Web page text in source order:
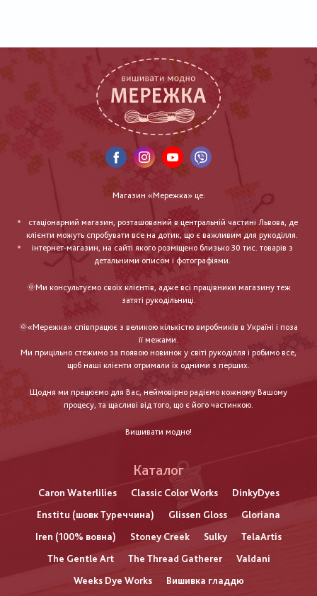
Магазин «Мережка» це:
стаціонарний магазин, розташований в центральній частині Львова, де
клієнти можуть спробувати все на дотик, що є важливим для рукоділля.
інтернет-магазин, на сайті якого розміщено близько 30 тис. товарів з
детальними описом і фотографіями.
🌞Ми консультуємо своїх клієнтів, адже всі працівники магазину теж
затяті рукодільниці.
🌞«Мережка» співпрацює з великою кількістю виробників в Україні і поза
її межами.
Ми прицільно стежимо за появою новинок у світі рукоділля і робимо все,
щоб наші клієнти отримали їх одними з перших.
Щодня ми працюємо для Вас, неймовірно радіємо кожному Вашому
процесу, та щасливі від того, що є його частинкою.
Вишивати модно!
Каталог
Caron Waterlilies Classic Color Works
DinkyDyes
Enstitu (шовк Туреччина)
Glissen Gloss
Gloriana
Iren (100% вовна)
Stoney Creek Sulky
TelaArtis
The Gentle Art
The Thread Gatherer
Valdani
Weeks Dye Works
Вишивка гладдю